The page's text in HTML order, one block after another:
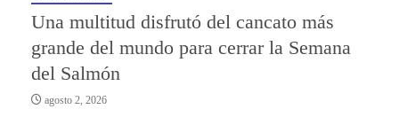
Una multitud disfrutó del cancato más
grande del mundo para cerrar la Semana
del Salmón
agosto 2, 2026